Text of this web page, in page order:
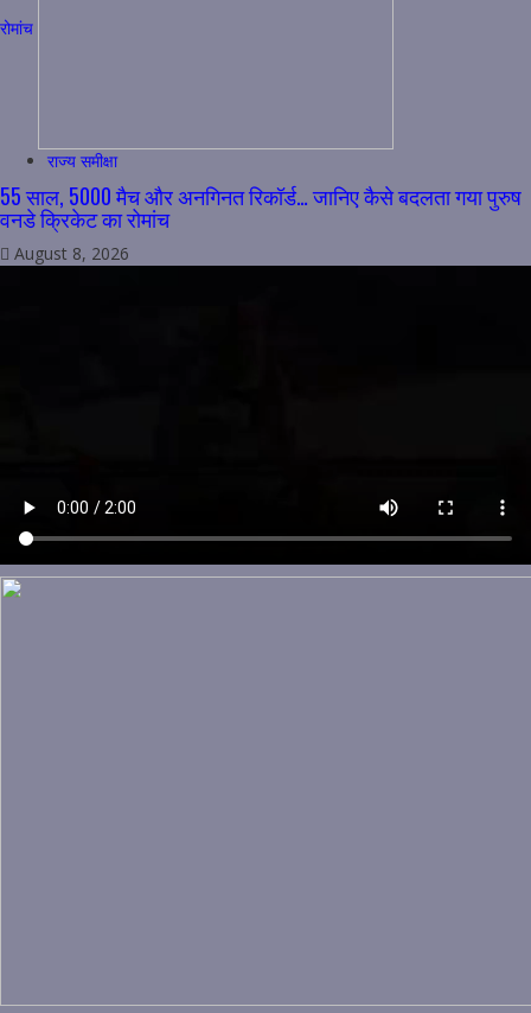
रोमांच
राज्य समीक्षा
55 साल, 5000 मैच और अनगिनत रिकॉर्ड… जानिए कैसे बदलता गया पुरुष
वनडे क्रिकेट का रोमांच
August 8, 2026